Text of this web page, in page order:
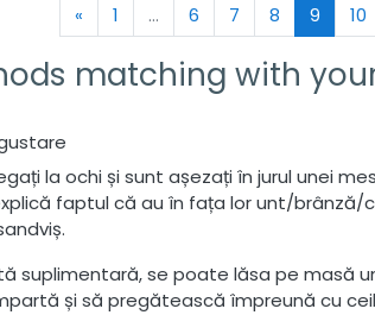
«Anterior
1 … 6 7 8 9 10
matching with
la ochi și sunt așezați în jurul unei
faptul că au în fața lor unt/
suplimentară, se poate lăsa pe masă
și să pregătească împreună cu